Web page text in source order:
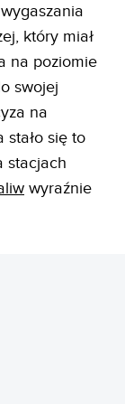
który miał
na poziomie
swojej
na
stało się to
stacjach
wyraźnie